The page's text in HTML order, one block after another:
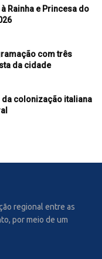
Rainha e Princesa do
com três
da cidade
colonização italiana
regional entre as
por meio de um